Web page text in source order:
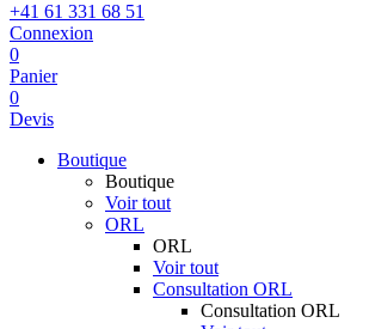
+41 61 331 68 51
Connexion
0
Panier
0
Devis
Boutique
Boutique
Voir tout
ORL
ORL
Voir tout
Consultation ORL
Consultation ORL